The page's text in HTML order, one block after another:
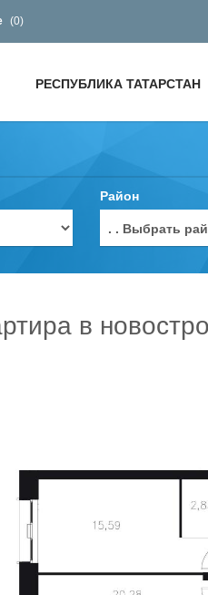
(0)
РЕСПУБЛИКА ТАТАРСТАН
Район
. . Выбрать
в